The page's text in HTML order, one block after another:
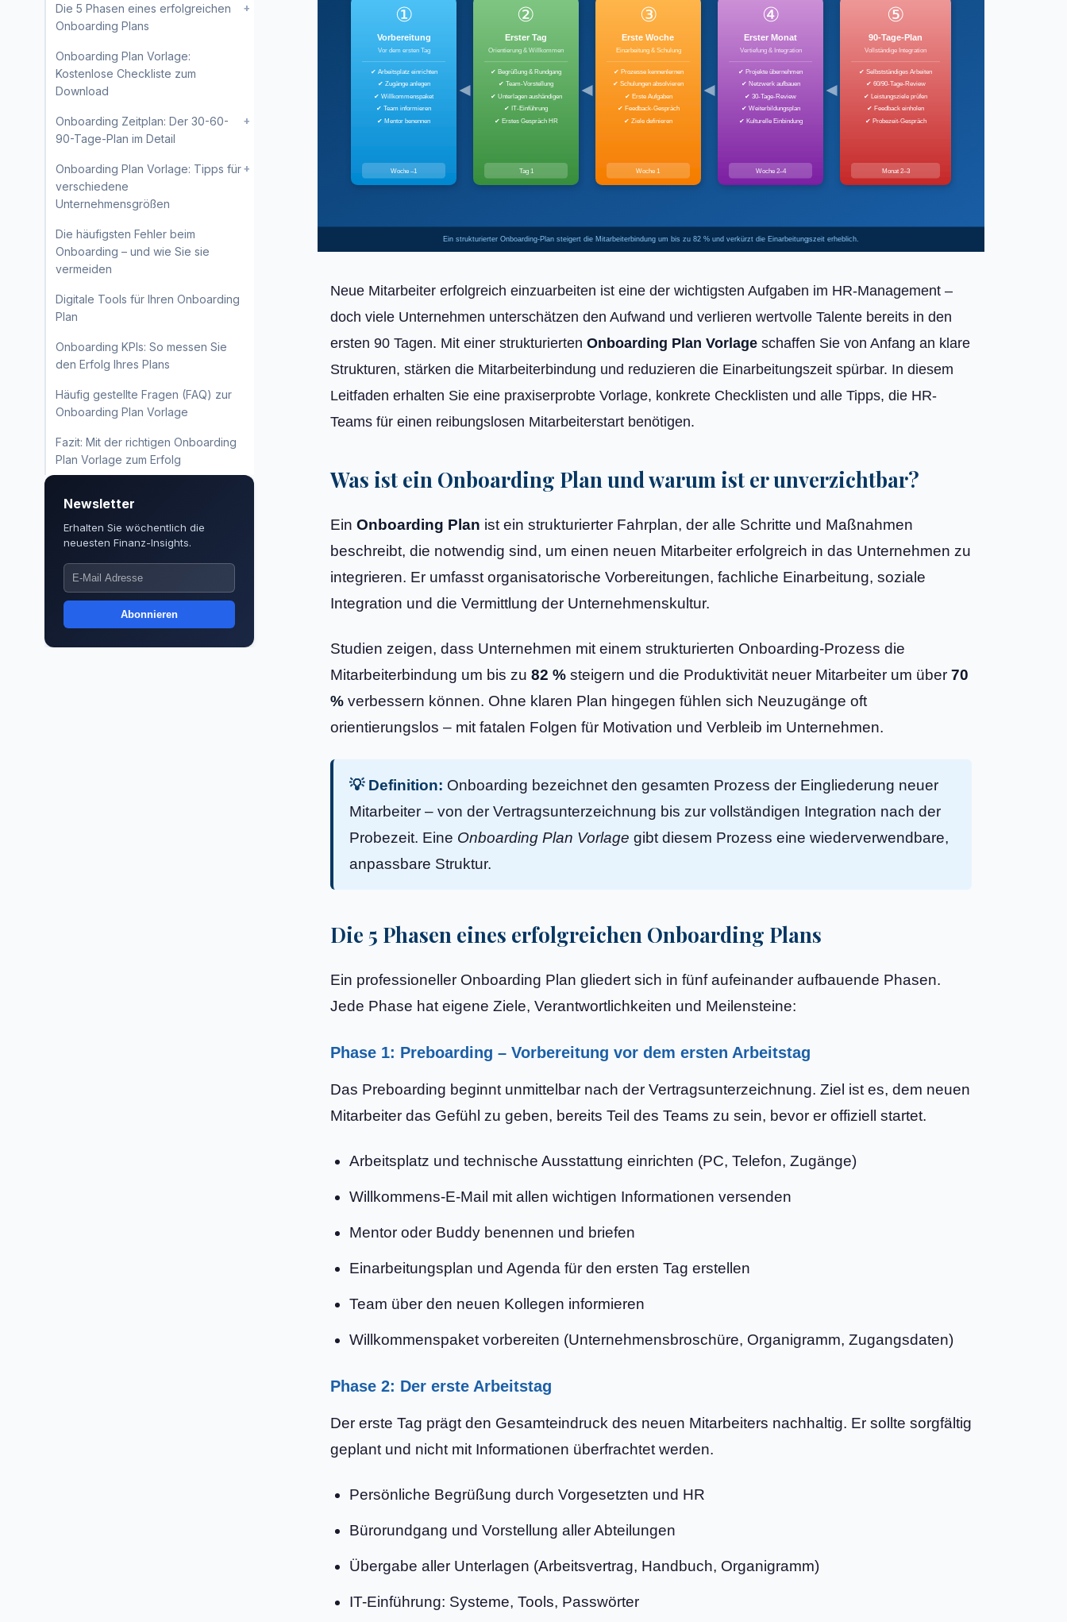
+
Die 5 Phasen eines erfolgreichen
Onboarding Plans
Onboarding Plan Vorlage:
Kostenlose Checkliste zum
Download
+
Onboarding Zeitplan: Der 30-60-
90-Tage-Plan im Detail
+
Onboarding Plan Vorlage: Tipps für
verschiedene
Unternehmensgrößen
Die häufigsten Fehler beim
Onboarding – und wie Sie sie
vermeiden
Digitale Tools für Ihren Onboarding
Plan
Onboarding KPIs: So messen Sie
den Erfolg Ihres Plans
Häufig gestellte Fragen (FAQ) zur
Onboarding Plan Vorlage
Fazit: Mit der richtigen Onboarding
Plan Vorlage zum Erfolg
Newsletter
Erhalten Sie wöchentlich die
neuesten Finanz-Insights.
Abonnieren
①
Vorbereitung
Vor dem ersten Tag
✔ Arbeitsplatz einrichten
✔ Zugänge anlegen
✔ Willkommenspaket
✔ Team informieren
✔ Mentor benennen
Woche –1
②
Erster Tag
Orientierung & Willkommen
✔ Begrüßung & Rundgang
✔ Team-Vorstellung
✔ Unterlagen aushändigen
✔ IT-Einführung
✔ Erstes Gespräch HR
Tag 1
③
Erste Woche
Einarbeitung & Schulung
✔ Prozesse kennenlernen
✔ Schulungen absolvieren
✔ Erste Aufgaben
✔ Feedback-Gespräch
✔ Ziele definieren
Woche 1
④
Erster Monat
Vertiefung & Integration
✔ Projekte übernehmen
✔ Netzwerk aufbauen
✔ 30-Tage-Review
✔ Weiterbildungsplan
✔ Kulturelle Einbindung
Woche 2–4
⑤
90-Tage-Plan
Vollständige Integration
✔ Selbstständiges Arbeiten
✔ 60/90-Tage-Review
✔ Leistungsziele prüfen
✔ Feedback einholen
✔ Probezeit-Gespräch
Monat 2–3
Ein strukturierter Onboarding-Plan steigert die Mitarbeiterbindung um bis zu 82 % und verkürzt die Einarbeitungszeit erheblich.
Neue Mitarbeiter erfolgreich einzuarbeiten ist eine der wichtigsten Aufgaben im HR-Management –
doch viele Unternehmen unterschätzen den Aufwand und verlieren wertvolle Talente bereits in den
ersten 90 Tagen. Mit einer strukturierten Onboarding Plan Vorlage schaffen Sie von Anfang an klare
Strukturen, stärken die Mitarbeiterbindung und reduzieren die Einarbeitungszeit spürbar. In diesem
Leitfaden erhalten Sie eine praxiserprobte Vorlage, konkrete Checklisten und alle Tipps, die HR-
Teams für einen reibungslosen Mitarbeiterstart benötigen.
Was ist ein Onboarding Plan und warum ist er unverzichtbar?
Ein Onboarding Plan ist ein strukturierter Fahrplan, der alle Schritte und Maßnahmen
beschreibt, die notwendig sind, um einen neuen Mitarbeiter erfolgreich in das Unternehmen zu
integrieren. Er umfasst organisatorische Vorbereitungen, fachliche Einarbeitung, soziale
Integration und die Vermittlung der Unternehmenskultur.
Studien zeigen, dass Unternehmen mit einem strukturierten Onboarding-Prozess die
Mitarbeiterbindung um bis zu 82 % steigern und die Produktivität neuer Mitarbeiter um über 70
% verbessern können. Ohne klaren Plan hingegen fühlen sich Neuzugänge oft
orientierungslos – mit fatalen Folgen für Motivation und Verbleib im Unternehmen.
💡 Definition: Onboarding bezeichnet den gesamten Prozess der Eingliederung neuer
Mitarbeiter – von der Vertragsunterzeichnung bis zur vollständigen Integration nach der
Probezeit. Eine Onboarding Plan Vorlage gibt diesem Prozess eine wiederverwendbare,
anpassbare Struktur.
Die 5 Phasen eines erfolgreichen Onboarding Plans
Ein professioneller Onboarding Plan gliedert sich in fünf aufeinander aufbauende Phasen.
Jede Phase hat eigene Ziele, Verantwortlichkeiten und Meilensteine:
Phase 1: Preboarding – Vorbereitung vor dem ersten Arbeitstag
Das Preboarding beginnt unmittelbar nach der Vertragsunterzeichnung. Ziel ist es, dem neuen
Mitarbeiter das Gefühl zu geben, bereits Teil des Teams zu sein, bevor er offiziell startet.
Arbeitsplatz und technische Ausstattung einrichten (PC, Telefon, Zugänge)
Willkommens-E-Mail mit allen wichtigen Informationen versenden
Mentor oder Buddy benennen und briefen
Einarbeitungsplan und Agenda für den ersten Tag erstellen
Team über den neuen Kollegen informieren
Willkommenspaket vorbereiten (Unternehmensbroschüre, Organigramm, Zugangsdaten)
Phase 2: Der erste Arbeitstag
Der erste Tag prägt den Gesamteindruck des neuen Mitarbeiters nachhaltig. Er sollte sorgfältig
geplant und nicht mit Informationen überfrachtet werden.
Persönliche Begrüßung durch Vorgesetzten und HR
Bürorundgang und Vorstellung aller Abteilungen
Übergabe aller Unterlagen (Arbeitsvertrag, Handbuch, Organigramm)
IT-Einführung: Systeme, Tools, Passwörter